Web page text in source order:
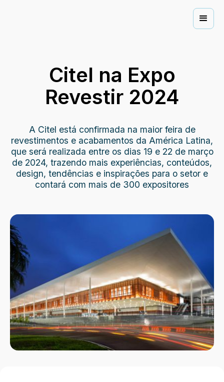
Citel na Expo
Revestir 2024
A Citel está confirmada na maior feira de
revestimentos e acabamentos da América Latina,
que será realizada entre os dias 19 e 22 de março
de 2024, trazendo mais experiências, conteúdos,
design, tendências e inspirações para o setor e
contará com mais de 300 expositores